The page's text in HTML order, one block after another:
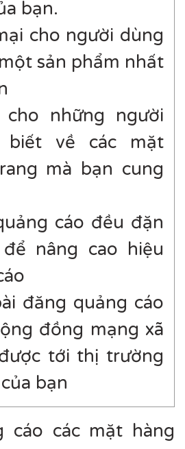
bạn.
cho người dùng
sản phẩm nhất
những người
biết về các mặt
mà bạn cung
cáo đều đặn
nâng cao hiệu
đăng quảng cáo
đồng mạng xã
tới thị trường
bạn
cáo các mặt hàng